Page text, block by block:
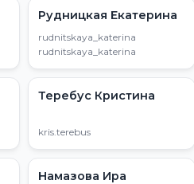
Рудницкая Екатерина
rudnitskaya_katerina
rudnitskaya_katerina
Теребус Кристина
kris.terebus
Намазова Ира